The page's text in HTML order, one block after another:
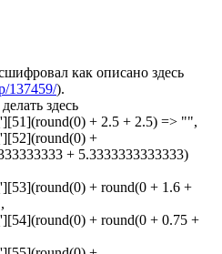
как описано здесь
137459/).
здесь
+ 2.5 + 2.5) => "",
+
+ 5.3333333333333)
+ round(0 + 1.6 +
+ round(0 + 0.75 +